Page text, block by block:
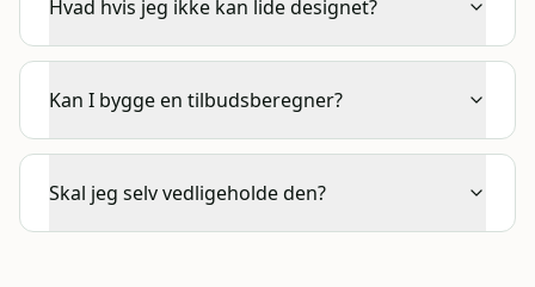
Hvad hvis jeg ikke kan lide designet?
Kan I bygge en tilbudsberegner?
Skal jeg selv vedligeholde den?